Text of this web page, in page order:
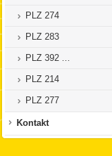
PLZ 274
PLZ 283
PLZ 392 ...
PLZ 214
PLZ 277
Kontakt